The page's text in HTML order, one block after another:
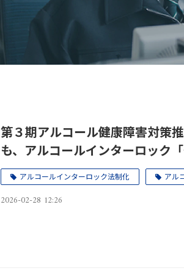
第３期アルコール健康障害対策
も、アルコールインターロック
う十分やっているのに。
アルコールインターロック法制化 アル
2026-02-28 12:26